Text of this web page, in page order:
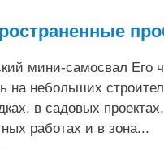
мини-самосвал Его
на небольших
в садовых
работах и в зона...